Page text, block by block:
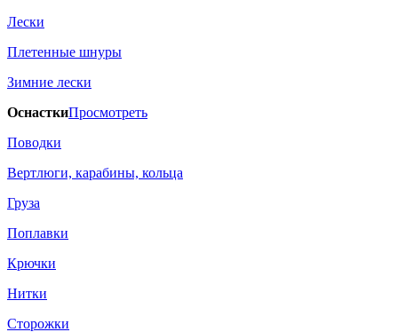
Лески
Плетенные шнуры
Зимние лески
ОснасткиПросмотреть
Поводки
Вертлюги, карабины, кольца
Груза
Поплавки
Крючки
Нитки
Сторожки